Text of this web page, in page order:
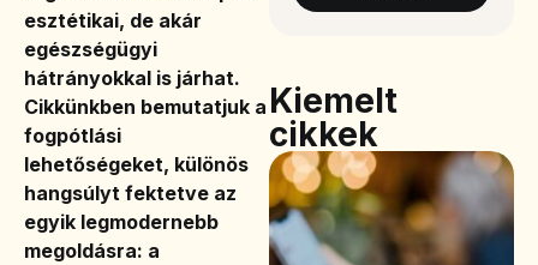
esztétikai, de akár
egészségügyi
hátrányokkal is járhat.
Cikkünkben bemutatjuk a
fogpótlási
lehetőségeket, különös
hangsúlyt fektetve az
egyik legmodernebb
megoldásra: a
Kiemelt
cikkek